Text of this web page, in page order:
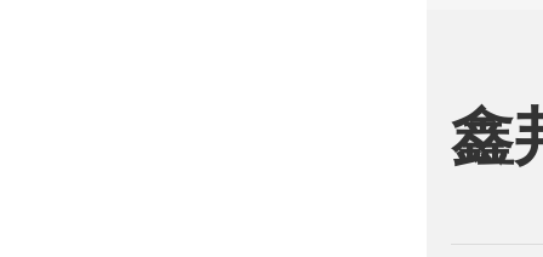
鑫